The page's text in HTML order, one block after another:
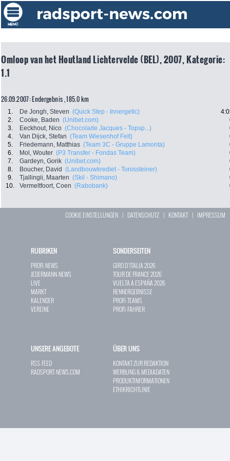
Omloop van het Houtland Lichtervelde (BEL), 2007, Kategorie:
1.1
26.09.2007: Endergebnis , 185.0 km
1. De Jongh, Steven (Quick Step - Innergetic)
2.
Cooke, Baden (Unibet.com)
3.
Eeckhout, Nico (Chocolade Jacques - Topsp...)
4.
Van Dijck, Stefan (Team Wiesenhof Felt)
5.
Friedemann, Matthias (Team 3C - Gruppe Lamonta)
6.
Mol, Wouter (P3 Transfer - Fondas Team)
7.
Gardeyn, Gorik (Unibet.com)
8.
Boucher, David (Landbouwkrediet - Tonissteiner)
9.
Tjallingii, Maarten (Skil - Shimano)
10.
Vermeltfoort, Coen (Rabobank)
COOKIE EINSTELLUNGEN | DATENSCHUTZ | KONTAKT| IMPRESSUM
RUBRIKEN
PROFI-NEWS
JEDERMANN-NEWS
LIVE
MARKT
KALENDER
VEREINE
SONDERSEITEN
GIRO D`ITALIA 2026
TOUR DE FRANCE 2026
VUELTA A ESPAÑA 2026
RENNERGEBNISSE
PROFI-TEAMS
PROFI-FAHRER
UNSERE ANGEBOTE
RSS-FEED
RADSPORT-NEWS.COM
ÜBER UNS
KONTAKT ZUR REDAKTION
WERBUNG & MEDIADATEN
PRODUKTINFORMATIONEN
ETHIKRICHTLINIE